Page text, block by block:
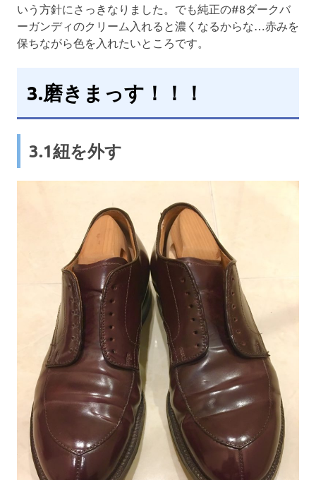
いう方針にさっきなりました。でも純正の#8ダークバ
ーガンディのクリーム入れると濃くなるからな…赤みを
保ちながら色を入れたいところです。
3.磨きまっす！！！
3.1紐を外す